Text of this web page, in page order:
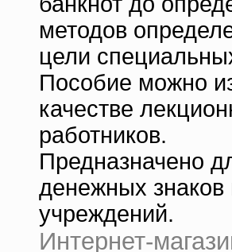
методов
цели
Пособие можно
качестве
работников.
Предназначено
денежных знаков
учреждений.
Интернет-